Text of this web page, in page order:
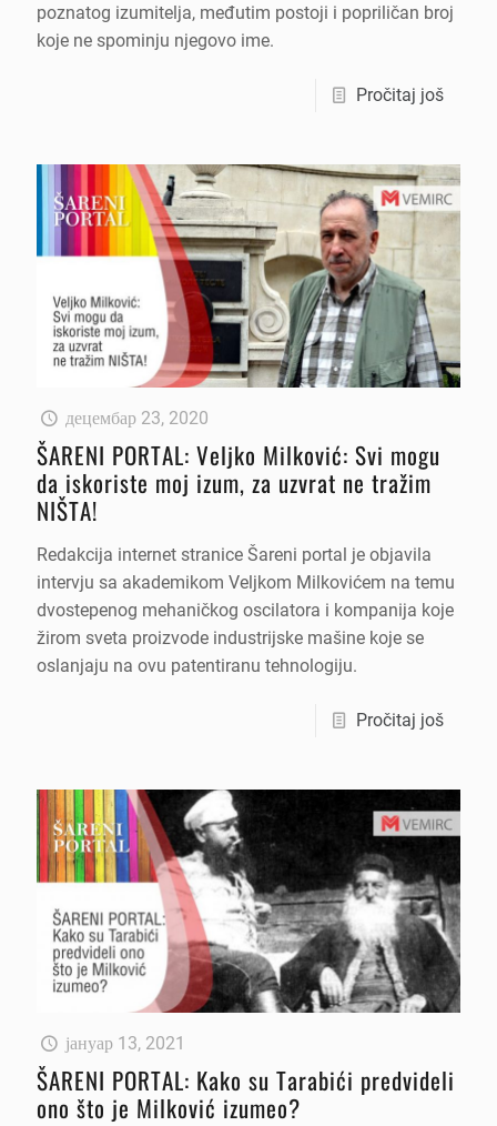
poznatog izumitelja, međutim postoji i popriličan broj
koje ne spominju njegovo ime.
Pročitaj još
децембар 23, 2020
ŠARENI PORTAL: Veljko Milković: Svi mogu
da iskoriste moj izum, za uzvrat ne tražim
NIŠTA!
Redakcija internet stranice Šareni portal je objavila
intervju sa akademikom Veljkom Milkovićem na temu
dvostepenog mehaničkog oscilatora i kompanija koje
žirom sveta proizvode industrijske mašine koje se
oslanjaju na ovu patentiranu tehnologiju.
Pročitaj još
јануар 13, 2021
ŠARENI PORTAL: Kako su Tarabići predvideli
ono što je Milković izumeo?